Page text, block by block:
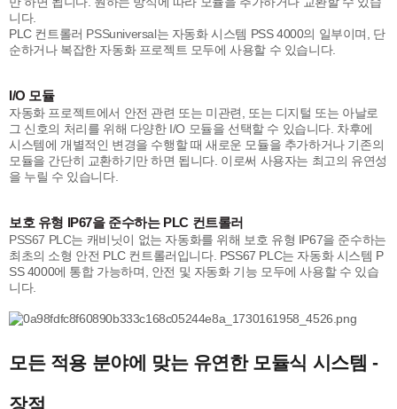
니다.
PLC 컨트롤러 PSSuniversal는 자동화 시스템 PSS 4000의 일부이며, 단
순하거나 복잡한 자동화 프로젝트 모두에 사용할 수 있습니다.
I/O 모듈
자동화 프로젝트에서 안전 관련 또는 미관련, 또는 디지털 또는 아날로
그 신호의 처리를 위해 다양한 I/O 모듈을 선택할 수 있습니다. 차후에
시스템에 개별적인 변경을 수행할 때 새로운 모듈을 추가하거나 기존의
모듈을 간단히 교환하기만 하면 됩니다. 이로써 사용자는 최고의 유연성
을 누릴 수 있습니다.
보호 유형 IP67을 준수하는 PLC 컨트롤러
PSS67 PLC는 캐비닛이 없는 자동화를 위해 보호 유형 IP67을 준수하는
최초의 소형 안전 PLC 컨트롤러입니다. PSS67 PLC는 자동화 시스템 P
SS 4000에 통합 가능하며, 안전 및 자동화 기능 모두에 사용할 수 있습
니다.
모든 적용 분야에 맞는 유연한 모듈식 시스템 -
장점